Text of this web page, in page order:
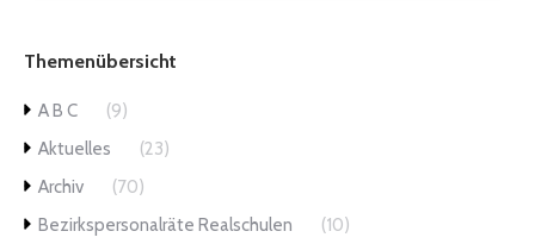
Themenübersicht
A B C
(9)
Aktuelles
(23)
Archiv
(70)
Bezirkspersonalräte Realschulen
(10)